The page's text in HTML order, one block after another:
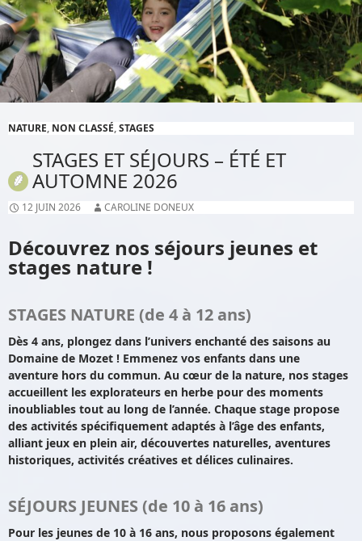
NATURE, NON CLASSÉ,STAGES
STAGES ET SÉJOURS – ÉTÉ ET
AUTOMNE 2026
12 JUIN 2026 CAROLINE DONEUX
Découvrez nos séjours jeunes et
stages nature !
STAGES NATURE (de 4 à 12 ans)
Dès 4 ans, plongez dans l’univers enchanté des saisons au
Domaine de Mozet ! Emmenez vos enfants dans une
aventure hors du commun. Au cœur de la nature, nos stages
accueillent les explorateurs en herbe pour des moments
inoubliables tout au long de l’année. Chaque stage propose
des activités spécifiquement adaptés à l’âge des enfants,
alliant jeux en plein air, découvertes naturelles, aventures
historiques, activités créatives et délices culinaires.
SÉJOURS JEUNES (de 10 à 16 ans)
Pour les jeunes de 10 à 16 ans, nous proposons également